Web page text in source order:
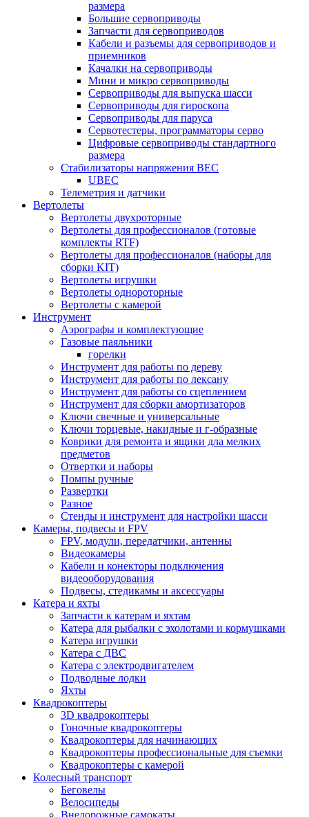
размера
Большие сервоприводы
Запчасти для сервоприводов
Кабели и разъемы для сервоприводов и
приемников
Качалки на сервоприводы
Мини и микро сервоприводы
Сервоприводы для выпуска шасси
Сервоприводы для гироскопа
Сервоприводы для паруса
Сервотестеры, программаторы серво
Цифровые сервоприводы стандартного
размера
Стабилизаторы напряжения BEC
UBEC
Телеметрия и датчики
Вертолеты
Вертолеты двухроторные
Вертолеты для профессионалов (готовые
комплекты RTF)
Вертолеты для профессионалов (наборы для
сборки KIT)
Вертолеты игрушки
Вертолеты однороторные
Вертолеты с камерой
Инструмент
Аэрографы и комплектующие
Газовые паяльники
горелки
Инструмент для работы по дереву
Инструмент для работы по лексану
Инструмент для работы со сцеплением
Инструмент для сборки амортизаторов
Ключи свечные и универсальные
Ключи торцевые, накидные и г-образные
Коврики для ремонта и ящики дла мелких
предметов
Отвертки и наборы
Помпы ручные
Развертки
Разное
Стенды и инструмент для настройки шасси
Камеры, подвесы и FPV
FPV, модули, передатчики, антенны
Видеокамеры
Кабели и конекторы подключения
видеооборудования
Подвесы, стедикамы и аксессуары
Катера и яхты
Запчасти к катерам и яхтам
Катера для рыбалки с эхолотами и кормушками
Катера игрушки
Катера с ДВС
Катера с электродвигателем
Подводные лодки
Яхты
Квадрокоптеры
3D квадрокоптеры
Гоночные квадрокоптеры
Квадрокоптеры для начинающих
Квадрокоптеры профессиональные для съемки
Квадрокоптеры с камерой
Колесный транспорт
Беговелы
Велосипеды
Внедорожные самокаты